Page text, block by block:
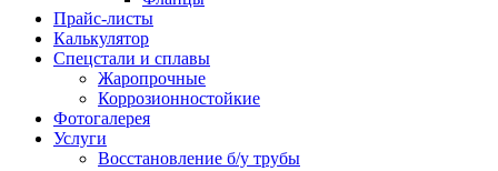
Прайс-листы
Калькулятор
Спецстали и сплавы
Жаропрочные
Коррозионностойкие
Фотогалерея
Услуги
Восстановление б/у трубы